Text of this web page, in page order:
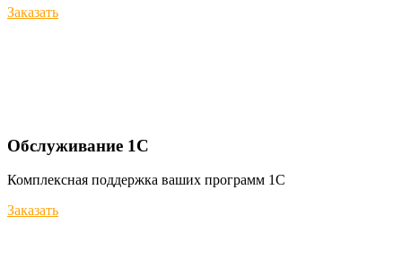
Заказать
Обслуживание 1С
Комплексная поддержка ваших программ 1С
Заказать